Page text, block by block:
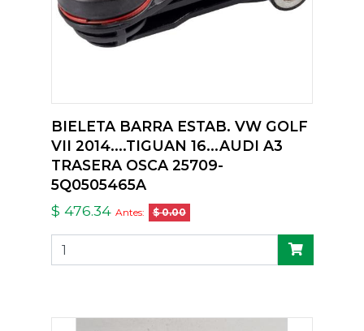
BIELETA BARRA ESTAB. VW GOLF
VII 2014....TIGUAN 16...AUDI A3
TRASERA OSCA 25709-
5Q0505465A
$ 476.34 Antes: $ 0.00